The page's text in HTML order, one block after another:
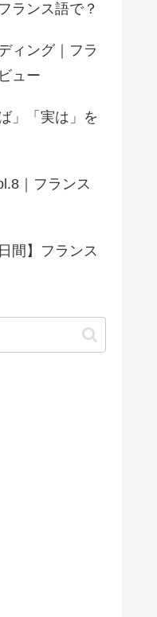
ランス語で？
ィング｜フラ
ュー
」「実は」を
｜フランス
間】フランス